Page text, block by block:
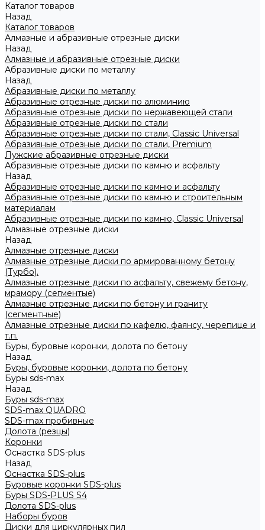
Каталог товаров
Назад
Каталог товаров
Алмазные и абразивные отрезные диски
Назад
Алмазные и абразивные отрезные диски
Абразивные диски по металлу
Назад
Абразивные диски по металлу
Абразивные отрезные диски по алюминию
Абразивные отрезные диски по нержавеющей стали
Абразивные отрезные диски по стали
Абразивные отрезные диски по стали, Classic Universal
Абразивные отрезные диски по стали, Premium
Лужские абразивные отрезные диски
Абразивные отрезные диски по камню и асфальту
Назад
Абразивные отрезные диски по камню и асфальту
Абразивные отрезные диски по камню и строительным
материалам
Абразивные отрезные диски по камню, Classic Universal
Алмазные отрезные диски
Назад
Алмазные отрезные диски
Алмазные отрезные диски по армированному бетону
(Турбо).
Алмазные отрезные диски по асфальту, свежему бетону,
мрамору (сегментые)
Алмазные отрезные диски по бетону и граниту
(сегментные)
Алмазные отрезные диски по кафелю, фаянсу, черепице и
т.п.
Буры, буровые коронки, долота по бетону
Назад
Буры, буровые коронки, долота по бетону
Буры sds-max
Назад
Буры sds-max
SDS-max QUADRO
SDS-max пробивные
Долота (резцы)
Коронки
Оснастка SDS-plus
Назад
Оснастка SDS-plus
Буровые коронки SDS-plus
Буры SDS-PLUS S4
Долота SDS-plus
Наборы буров
Диски для циркулярных пил